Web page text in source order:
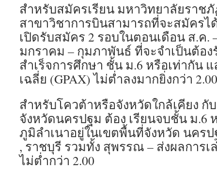
สำหรับสมัครเรียน มหาวิทยาลัยราช
สาขาวิชาการบินสามารถที่จะสมัครไ
เปิดรับสมัคร 2 รอบในตอนเดือน ส.ค.
มกราคม – กุมภาพันธ์ ที่จะจำเป็นต้อ
สำเร็จการศึกษา ชั้น ม.6 หรือเท่ากัน
เฉลี่ย (GPAX) ไม่ต่ำลงมากยิ่งกว่า
สำหรับโควต้าหรือจังหวัดใกล้เคียง
จังหวัดนครปฐม ต้อง เรียนจบชั้น ม.6
ภูมิลำเนาอยู่ในเขตพื้นที่จังหวัด นคร
, ราชบุรี รวมทั้ง สุพรรณ – ส่งผลการเ
ไม่ต่ำกว่า 2.00